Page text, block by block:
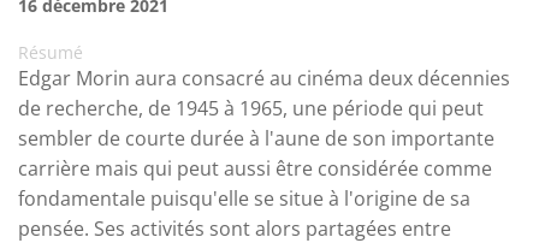
16 décembre 2021
Résumé
Edgar Morin aura consacré au cinéma deux décennies
de recherche, de 1945 à 1965, une période qui peut
sembler de courte durée à l'aune de son importante
carrière mais qui peut aussi être considérée comme
fondamentale puisqu'elle se situe à l'origine de sa
pensée. Ses activités sont alors partagées entre